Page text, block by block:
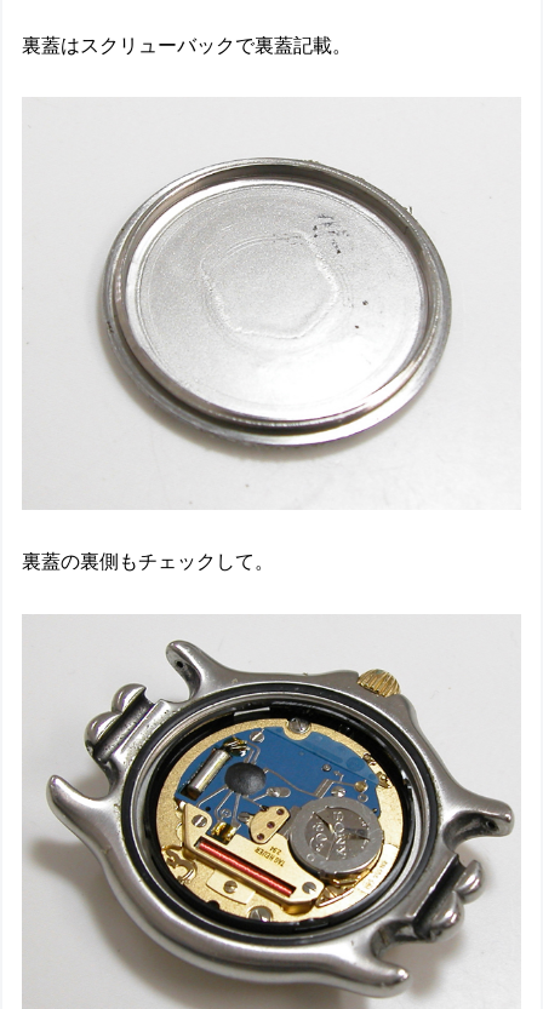
裏蓋はスクリューバックで裏蓋記載。
裏蓋の裏側もチェックして。